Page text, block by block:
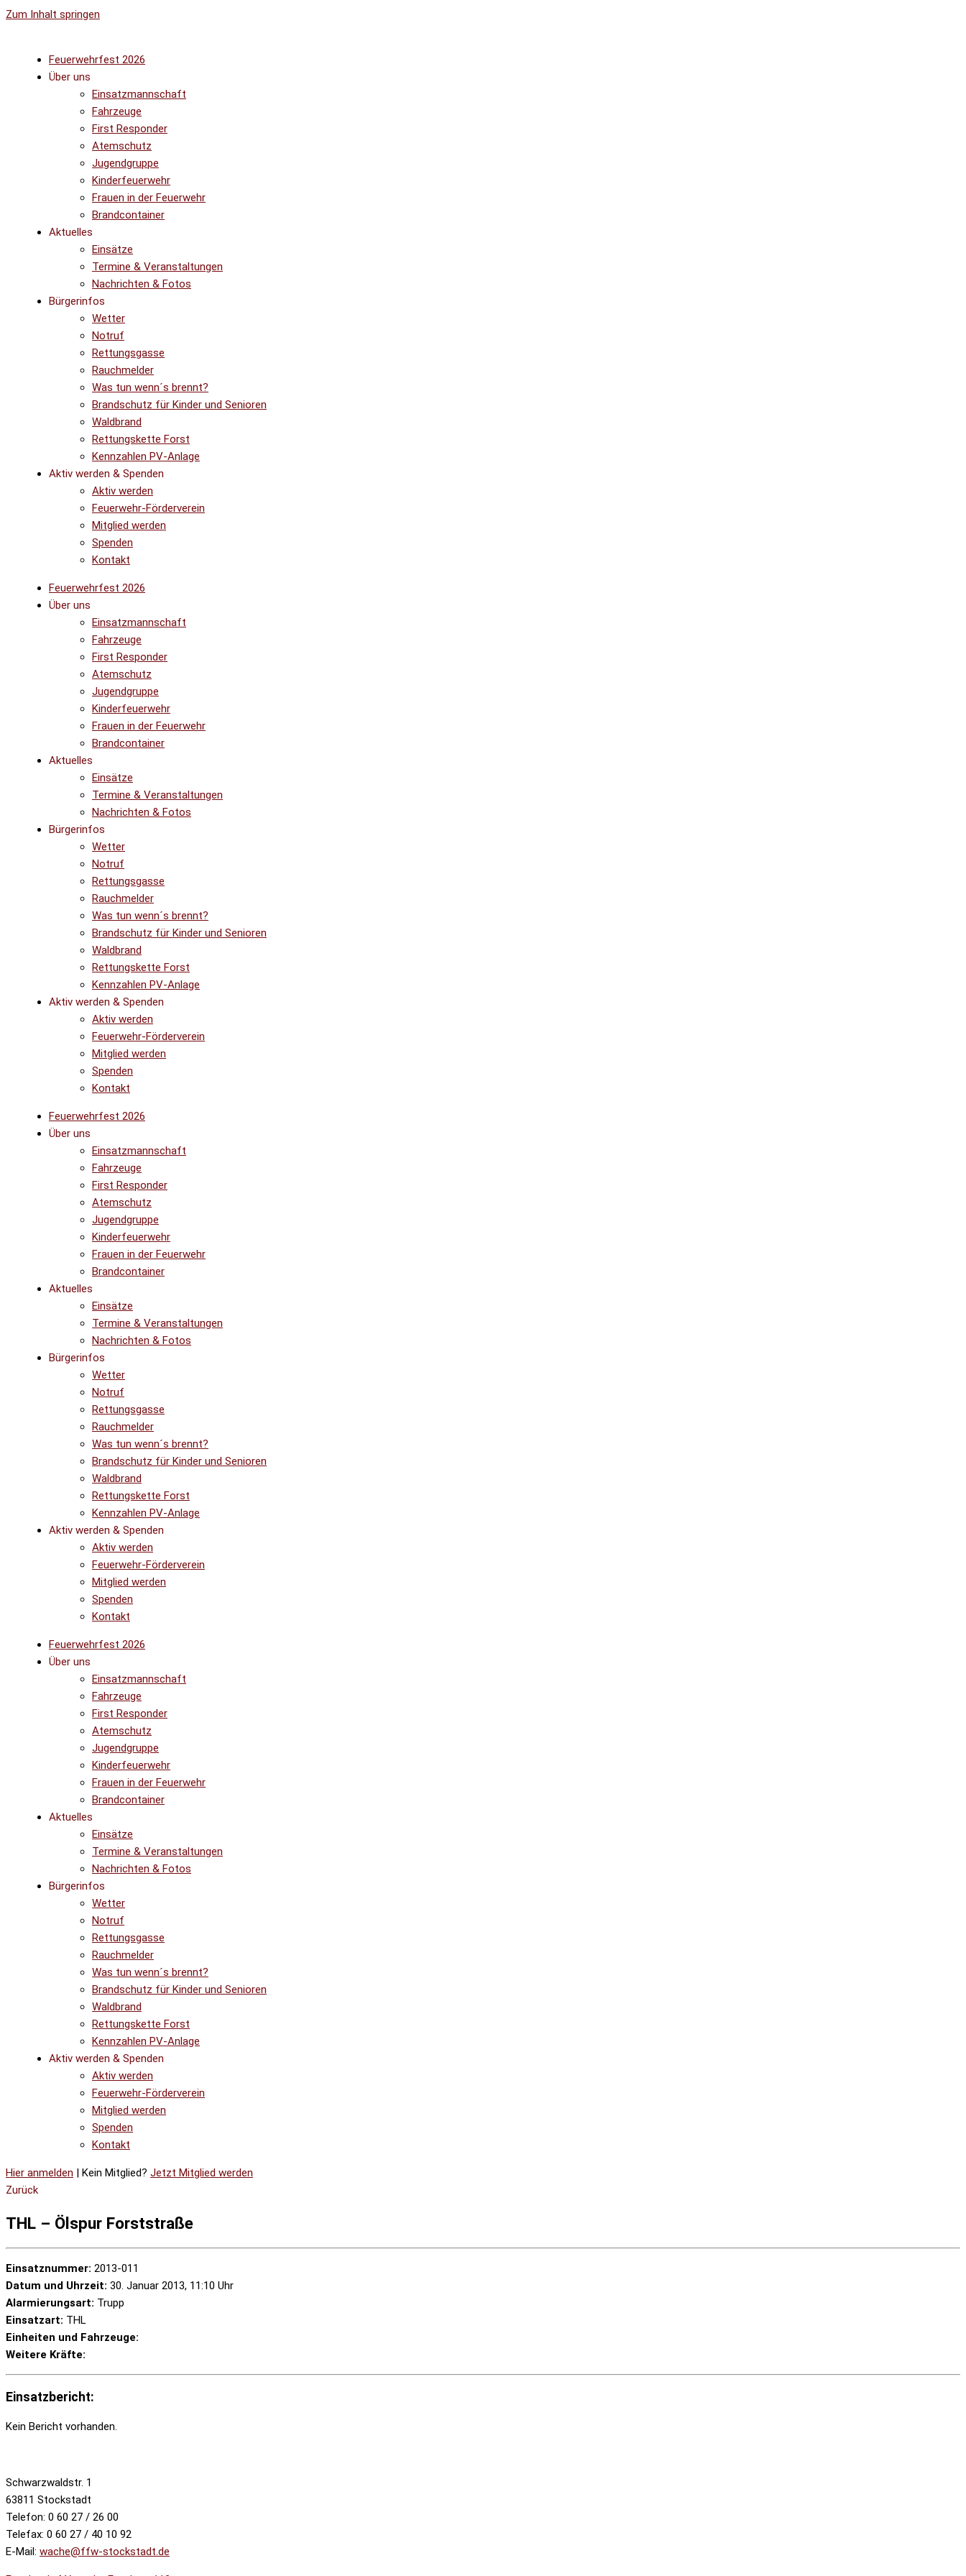
Zum Inhalt springen
Feuerwehrfest 2026
Über uns
Einsatzmannschaft
Fahrzeuge
First Responder
Atemschutz
Jugendgruppe
Kinderfeuerwehr
Frauen in der Feuerwehr
Brandcontainer
Aktuelles
Einsätze
Termine & Veranstaltungen
Nachrichten & Fotos
Bürgerinfos
Wetter
Notruf
Rettungsgasse
Rauchmelder
Was tun wenn´s brennt?
Brandschutz für Kinder und Senioren
Waldbrand
Rettungskette Forst
Kennzahlen PV-Anlage
Aktiv werden & Spenden
Aktiv werden
Feuerwehr-Förderverein
Mitglied werden
Spenden
Kontakt
Feuerwehrfest 2026
Über uns
Einsatzmannschaft
Fahrzeuge
First Responder
Atemschutz
Jugendgruppe
Kinderfeuerwehr
Frauen in der Feuerwehr
Brandcontainer
Aktuelles
Einsätze
Termine & Veranstaltungen
Nachrichten & Fotos
Bürgerinfos
Wetter
Notruf
Rettungsgasse
Rauchmelder
Was tun wenn´s brennt?
Brandschutz für Kinder und Senioren
Waldbrand
Rettungskette Forst
Kennzahlen PV-Anlage
Aktiv werden & Spenden
Aktiv werden
Feuerwehr-Förderverein
Mitglied werden
Spenden
Kontakt
Feuerwehrfest 2026
Über uns
Einsatzmannschaft
Fahrzeuge
First Responder
Atemschutz
Jugendgruppe
Kinderfeuerwehr
Frauen in der Feuerwehr
Brandcontainer
Aktuelles
Einsätze
Termine & Veranstaltungen
Nachrichten & Fotos
Bürgerinfos
Wetter
Notruf
Rettungsgasse
Rauchmelder
Was tun wenn´s brennt?
Brandschutz für Kinder und Senioren
Waldbrand
Rettungskette Forst
Kennzahlen PV-Anlage
Aktiv werden & Spenden
Aktiv werden
Feuerwehr-Förderverein
Mitglied werden
Spenden
Kontakt
Feuerwehrfest 2026
Über uns
Einsatzmannschaft
Fahrzeuge
First Responder
Atemschutz
Jugendgruppe
Kinderfeuerwehr
Frauen in der Feuerwehr
Brandcontainer
Aktuelles
Einsätze
Termine & Veranstaltungen
Nachrichten & Fotos
Bürgerinfos
Wetter
Notruf
Rettungsgasse
Rauchmelder
Was tun wenn´s brennt?
Brandschutz für Kinder und Senioren
Waldbrand
Rettungskette Forst
Kennzahlen PV-Anlage
Aktiv werden & Spenden
Aktiv werden
Feuerwehr-Förderverein
Mitglied werden
Spenden
Kontakt
Hier anmelden | Kein Mitglied? Jetzt Mitglied werden
Zurück
THL – Ölspur Forststraße
Einsatznummer: 2013-011
Datum und Uhrzeit: 30. Januar 2013, 11:10 Uhr
Alarmierungsart: Trupp
Einsatzart: THL
Einheiten und Fahrzeuge:
Weitere Kräfte:
Einsatzbericht:
Kein Bericht vorhanden.
Schwarzwaldstr. 1
63811 Stockstadt
Telefon: 0 60 27 / 26 00
Telefax: 0 60 27 / 40 10 92
E-Mail: wache@ffw-stockstadt.de